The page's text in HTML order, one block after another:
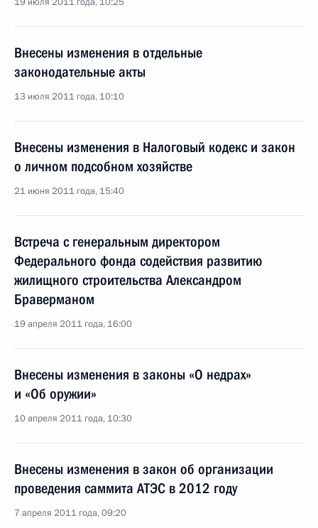
Внесены изменения в отдельные
законодательные акты
13 июля 2011 года, 10:10
Внесены изменения в Налоговый кодекс и закон
о личном подсобном хозяйстве
21 июня 2011 года, 15:40
Встреча с генеральным директором
Федерального фонда содействия развитию
жилищного строительства Александром
Браверманом
19 апреля 2011 года, 16:00
Внесены изменения в законы «О недрах»
и «Об оружии»
10 апреля 2011 года, 10:30
Внесены изменения в закон об организации
проведения саммита АТЭС в 2012 году
7 апреля 2011 года, 09:20